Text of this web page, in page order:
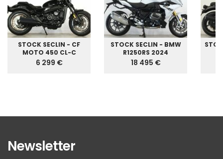
STOCK SECLIN - CF
MOTO 450 CL-C
6 299 €
STOCK SECLIN - BMW
R1250RS 2024
18 495 €
Newsletter